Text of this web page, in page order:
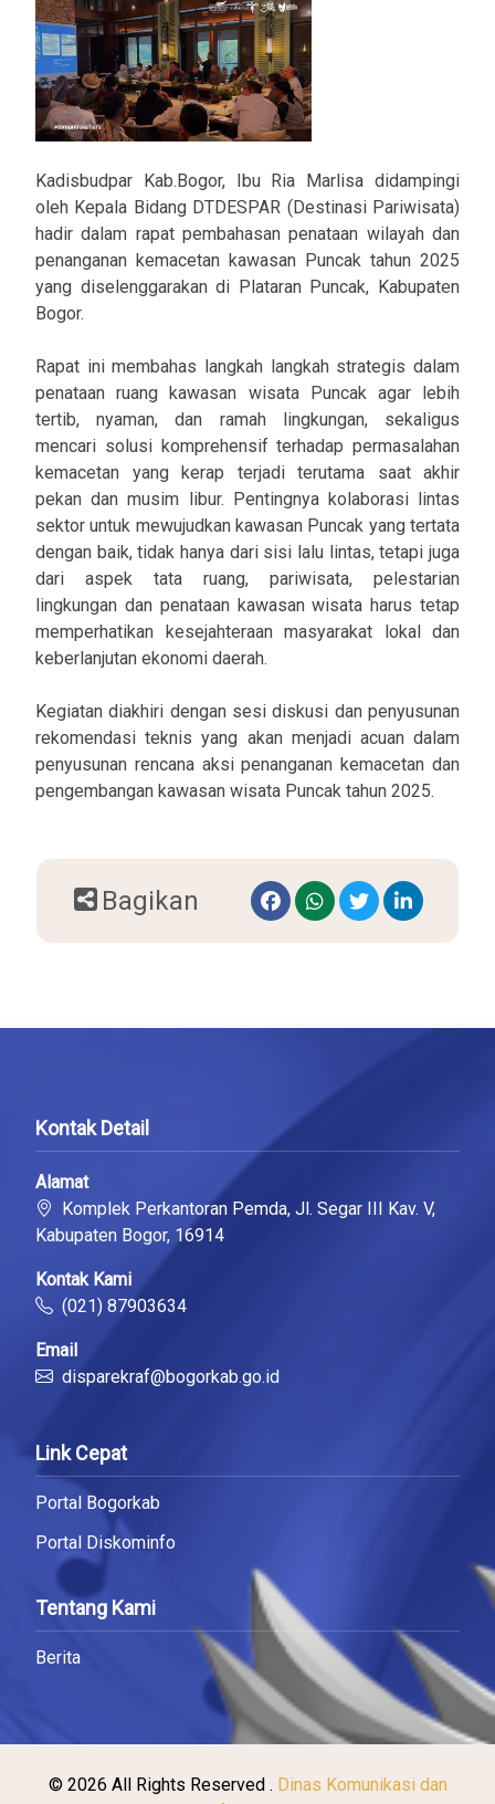
Kadisbudpar Kab.Bogor, Ibu Ria Marlisa didampingi
oleh Kepala Bidang DTDESPAR (Destinasi Pariwisata)
hadir dalam rapat pembahasan penataan wilayah dan
penanganan kemacetan kawasan Puncak tahun 2025
yang diselenggarakan di Plataran Puncak, Kabupaten
Bogor.
Rapat ini membahas langkah langkah strategis dalam
penataan ruang kawasan wisata Puncak agar lebih
tertib, nyaman, dan ramah lingkungan, sekaligus
mencari solusi komprehensif terhadap permasalahan
kemacetan yang kerap terjadi terutama saat akhir
pekan dan musim libur. Pentingnya kolaborasi lintas
sektor untuk mewujudkan kawasan Puncak yang tertata
dengan baik, tidak hanya dari sisi lalu lintas, tetapi juga
dari aspek tata ruang, pariwisata, pelestarian
lingkungan dan penataan kawasan wisata harus tetap
memperhatikan kesejahteraan masyarakat lokal dan
keberlanjutan ekonomi daerah.
Kegiatan diakhiri dengan sesi diskusi dan penyusunan
rekomendasi teknis yang akan menjadi acuan dalam
penyusunan rencana aksi penanganan kemacetan dan
pengembangan kawasan wisata Puncak tahun 2025.
Bagikan
Kontak Detail
Alamat
Komplek Perkantoran Pemda, Jl. Segar III Kav. V,
Kabupaten Bogor, 16914
Kontak Kami
(021) 87903634
Email
disparekraf@bogorkab.go.id
Link Cepat
Portal Bogorkab
Portal Diskominfo
Tentang Kami
Berita
© 2026 All Rights Reserved . Dinas Komunikasi dan